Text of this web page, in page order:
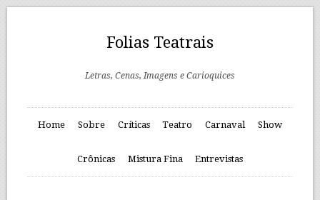
Folias Teatrais
Letras, Cenas, Imagens e Carioquices
Home Sobre Críticas Teatro Carnaval Show
Crônicas Mistura Fina Entrevistas